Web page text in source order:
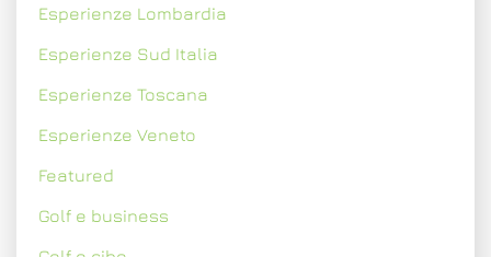
Esperienze Lombardia
Esperienze Sud Italia
Esperienze Toscana
Esperienze Veneto
Featured
Golf e business